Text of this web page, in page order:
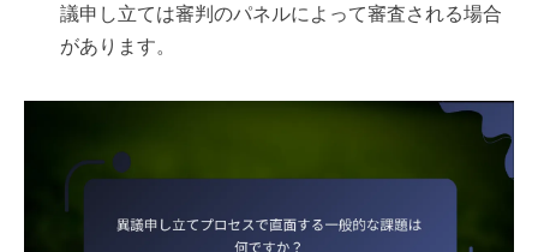
議申し立ては審判のパネルによって審査される場合
があります。